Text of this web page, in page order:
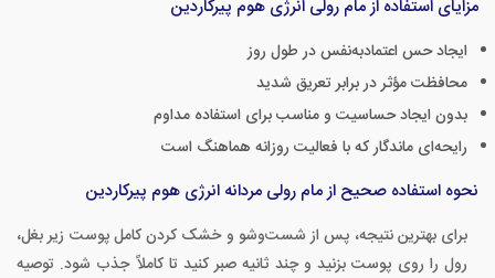
مزایای استفاده از مام رولی انرژی هوم پیرکاردین
ایجاد حس اعتمادبه‌نفس در طول روز
محافظت مؤثر در برابر تعریق شدید
بدون ایجاد حساسیت و مناسب برای استفاده مداوم
رایحه‌ای ماندگار که با فعالیت روزانه هماهنگ است
نحوه استفاده صحیح از مام رولی مردانه انرژی هوم پیرکاردین
برای بهترین نتیجه، پس از شست‌وشو و خشک کردن کامل پوست زیر بغل،
رول را روی پوست بزنید و چند ثانیه صبر کنید تا کاملاً جذب شود. توصیه